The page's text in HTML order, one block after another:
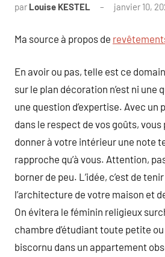
par Louise KESTEL janvier 10,
Ma source à propos de
En avoir ou pas, telle est ce
sur le plan décoration n’est ni une
une question d’expertise. Avec un
dans le respect de vos goûts,
donner à votre intérieur une note
rapproche qu’à vous. Attention,
borner de peu. L’idée, c’est de
l’architecture de votre maison et
On évitera le féminin religieux
chambre d’étudiant toute petite
biscornu dans un appartement